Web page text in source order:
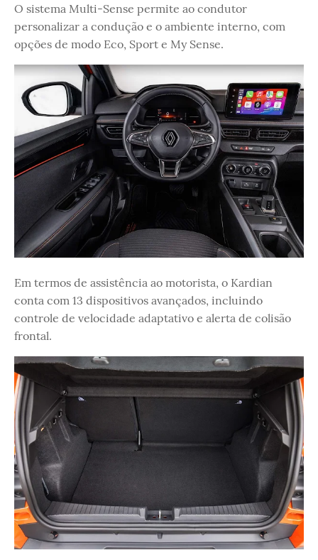
O sistema Multi-Sense permite ao condutor
personalizar a condução e o ambiente interno, com
opções de modo Eco, Sport e My Sense.
Em termos de assistência ao motorista, o Kardian
conta com 13 dispositivos avançados, incluindo
controle de velocidade adaptativo e alerta de colisão
frontal.